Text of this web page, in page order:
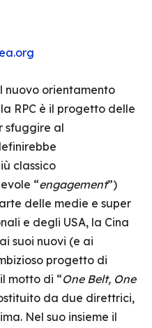
nuovo orientamento
RPC è il progetto delle
sfuggire al
classico
“engagement”)
delle medie e super
e degli USA, la Cina
suoi nuovi (e ai
progetto di
motto di “One Belt, One
da due direttrici,
Nel suo insieme il